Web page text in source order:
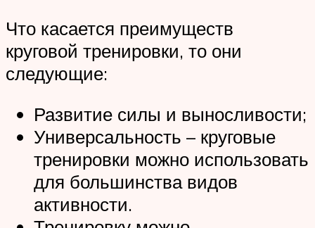
Что касается преимуществ
круговой тренировки, то они
следующие:
Развитие силы и выносливости;
Универсальность – круговые
тренировки можно использовать
для большинства видов
активности.